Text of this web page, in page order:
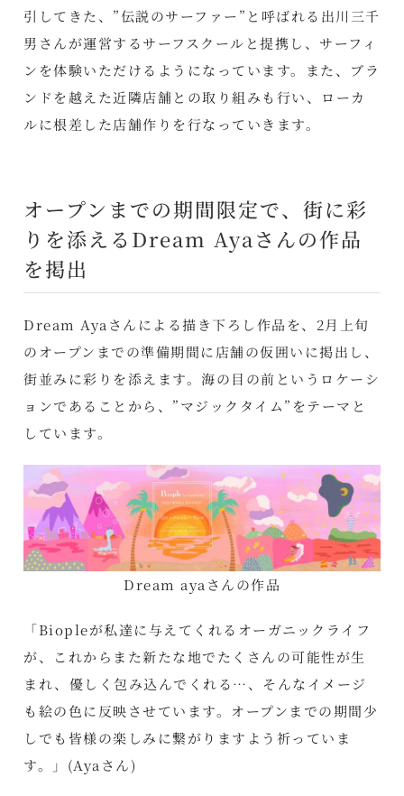
引してきた、”伝説のサーファー”と呼ばれる出川三千
男さんが運営するサーフスクールと提携し、サーフィ
ンを体験いただけるようになっています。また、ブラ
ンドを越えた近隣店舗との取り組みも行い、ローカ
ルに根差した店舗作りを行なっていきます。
オープンまでの期間限定で、街に彩
りを添えるDream Ayaさんの作品
を掲出
Dream Ayaさんによる描き下ろし作品を、2月上旬
のオープンまでの準備期間に店舗の仮囲いに掲出し、
街並みに彩りを添えます。海の目の前というロケーシ
ョンであることから、”マジックタイム”をテーマと
しています。
Dream ayaさんの作品
「Biopleが私達に与えてくれるオーガニックライフ
が、これからまた新たな地でたくさんの可能性が生
まれ、優しく包み込んでくれる⋯、そんなイメージ
も絵の色に反映させています。オープンまでの期間少
しでも皆様の楽しみに繋がりますよう祈っていま
す。」(Ayaさん)